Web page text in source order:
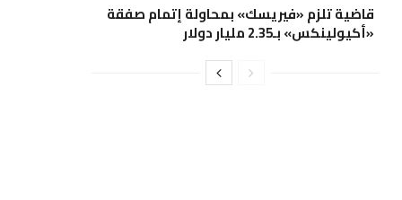
قاضية تلزم «فيريسك» بمحاولة إتمام صفقة
«أكيولينكس» بـ2.35 مليار دولار